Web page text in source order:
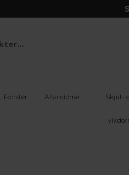
Fönster Altandörrar Skjut-